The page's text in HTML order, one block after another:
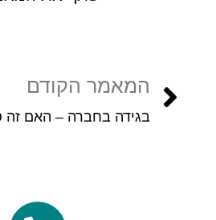
המאמר הקודם
בגידה בחברה – האם זה